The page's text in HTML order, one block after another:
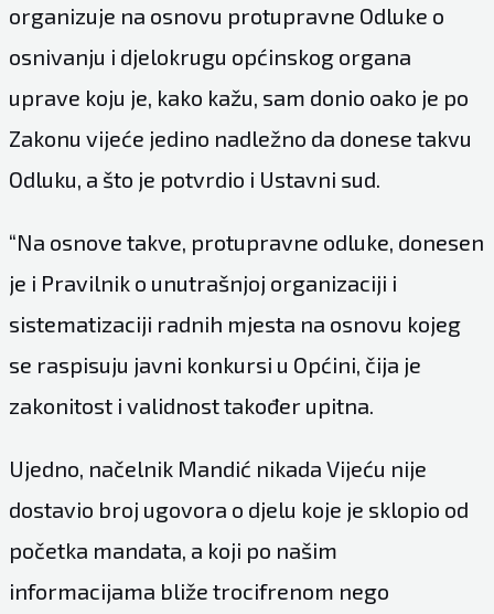
organizuje na osnovu protupravne Odluke o
osnivanju i djelokrugu općinskog organa
uprave koju je, kako kažu, sam donio oako je po
Zakonu vijeće jedino nadležno da donese takvu
Odluku, a što je potvrdio i Ustavni sud.
“Na osnove takve, protupravne odluke, donesen
je i Pravilnik o unutrašnjoj organizaciji i
sistematizaciji radnih mjesta na osnovu kojeg
se raspisuju javni konkursi u Općini, čija je
zakonitost i validnost također upitna.
Ujedno, načelnik Mandić nikada Vijeću nije
dostavio broj ugovora o djelu koje je sklopio od
početka mandata, a koji po našim
informacijama bliže trocifrenom nego